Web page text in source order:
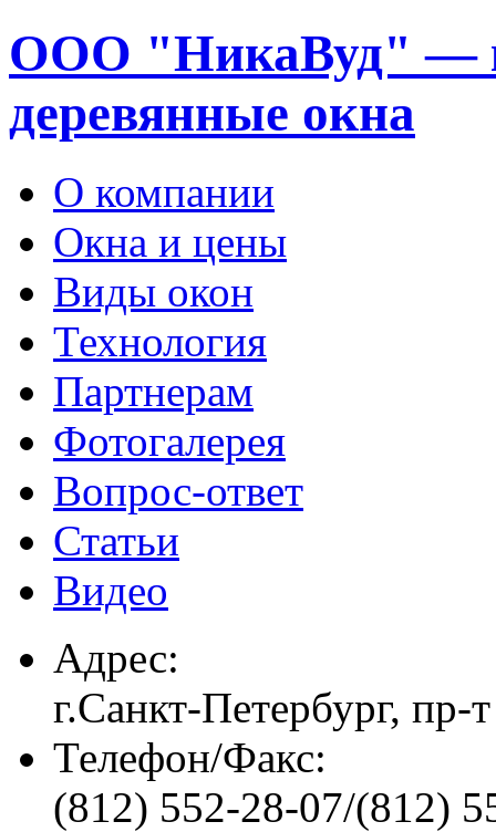
ООО "НикаВуд" —
деревянные окна
О компании
Окна и цены
Виды окон
Технология
Партнерам
Фотогалерея
Вопрос-ответ
Статьи
Видео
Адрес:
г.Санкт-Петербург, пр-
Телефон/Факс:
(812) 552-28-07/(812)